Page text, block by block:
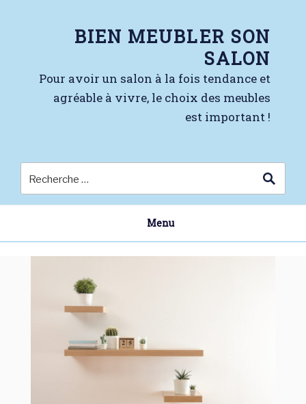
BIEN MEUBLER SON
SALON
Pour avoir un salon à la fois tendance et
agréable à vivre, le choix des meubles
est important !
Menu